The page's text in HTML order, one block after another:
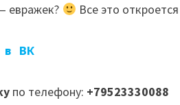
евражек?
Все это
в ВК
по телефону: +79523330088